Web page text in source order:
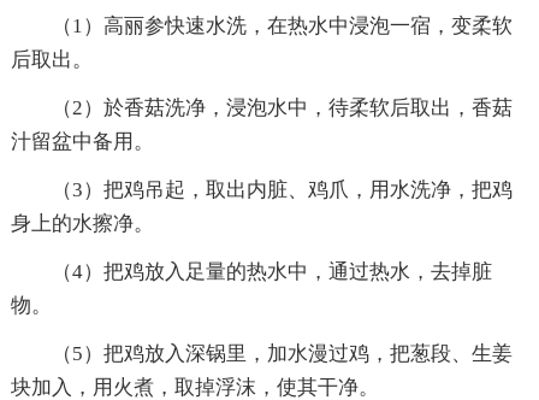
（1）高丽参快速水洗，在热水中浸泡一宿，变柔软
后取出。
（2）於香菇洗净，浸泡水中，待柔软后取出，香菇
汁留盆中备用。
（3）把鸡吊起，取出内脏、鸡爪，用水洗净，把鸡
身上的水擦净。
（4）把鸡放入足量的热水中，通过热水，去掉脏
物。
（5）把鸡放入深锅里，加水漫过鸡，把葱段、生姜
块加入，用火煮，取掉浮沫，使其干净。